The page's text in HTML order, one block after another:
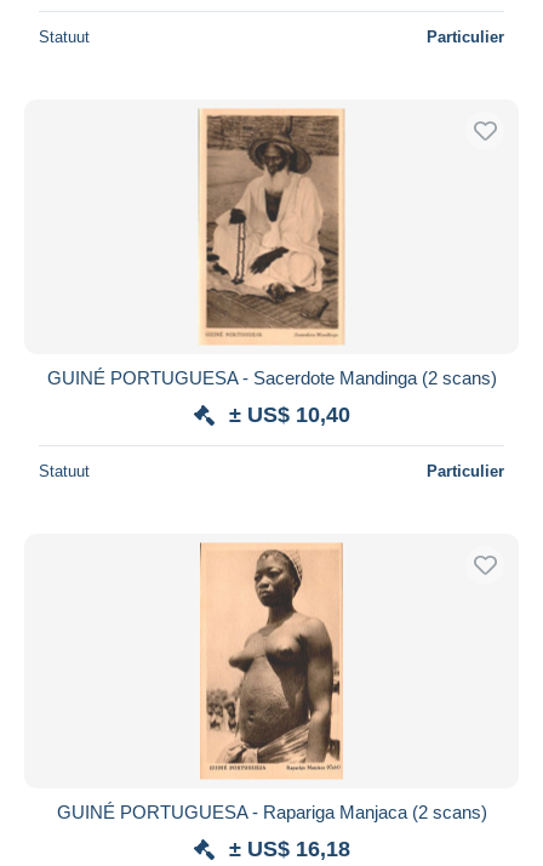
Statuut Particulier
GUINÉ PORTUGUESA - Sacerdote Mandinga (2 scans)
± US$ 10,40
Statuut Particulier
GUINÉ PORTUGUESA - Rapariga Manjaca (2 scans)
± US$ 16,18